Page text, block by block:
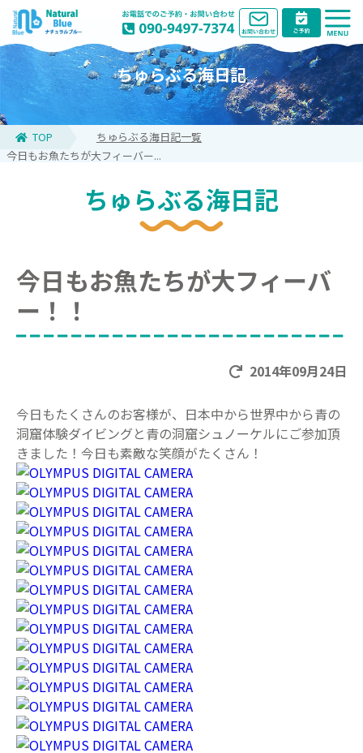
ちゅらぶる海日記
TOP
ちゅらぶる海日記一覧
今日もお魚たちが大フィーバー...
ちゅらぶる海日記
今日もお魚たちが大フィーバ
ー！！
2014年09月24日
今日もたくさんのお客様が、日本中から世界中から青の
洞窟体験ダイビングと青の洞窟シュノーケルにご参加頂
きました！今日も素敵な笑顔がたくさん！